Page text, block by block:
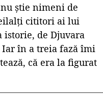
știe nimeni de
cititori ai lui
istorie, de Djuvara
în a treia fază îmi
că era la figurat